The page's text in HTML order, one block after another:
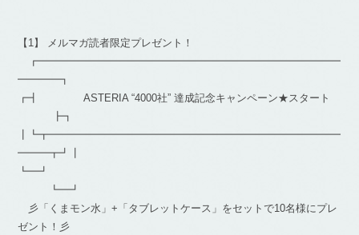
【1】 メルマガ読者限定プレゼント！
┏━━━━━━━━━━━━━━━━━━━━━━━━━━━━━
━━━━┓
┏┫ ASTERIA “4000社” 達成記念キャンペーン★スタート
┣┓
┃┗┳━━━━━━━━━━━━━━━━━━━━━━━━━━━━
━━━┳┛┃
┗━┛
┗━┛
彡「くまモン水」+「タブレットケース」をセットで10名様にプレ
ゼント！彡